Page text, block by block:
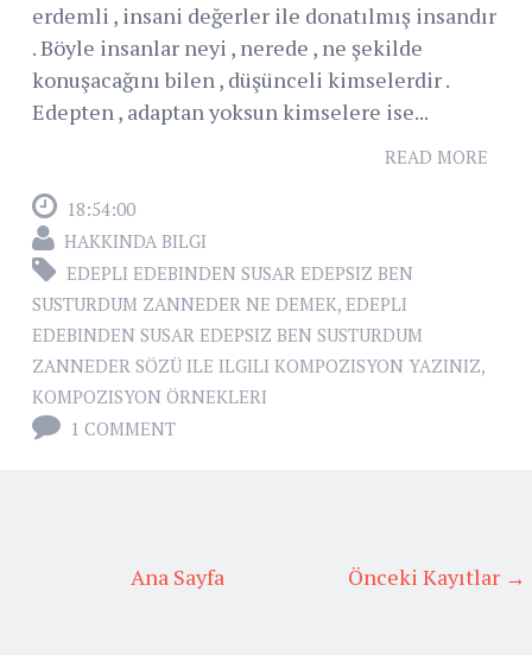
erdemli , insani değerler ile donatılmış insandır
. Böyle insanlar neyi , nerede , ne şekilde
konuşacağını bilen , düşünceli kimselerdir .
Edepten , adaptan yoksun kimselere ise...
READ MORE
18:54:00
HAKKINDA BILGI
EDEPLI EDEBINDEN SUSAR EDEPSIZ BEN
SUSTURDUM ZANNEDER NE DEMEK, EDEPLI
EDEBINDEN SUSAR EDEPSIZ BEN SUSTURDUM
ZANNEDER SÖZÜ ILE ILGILI KOMPOZISYON YAZINIZ,
KOMPOZISYON ÖRNEKLERI
1 COMMENT
Önceki Kayıtlar →
Ana Sayfa